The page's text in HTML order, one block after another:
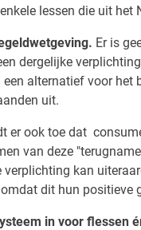
lessen die uit
Er is
dergelijke
alternatief voor
uit.
er ook toe dat
van deze
verplichting kan
dit hun positieve
in voor flessen